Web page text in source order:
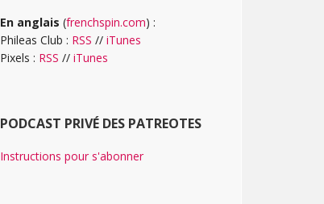
En anglais (frenchspin.com) :
Phileas Club : RSS // iTunes
Pixels : RSS // iTunes
PODCAST PRIVÉ DES PATREOTES
Instructions pour s'abonner